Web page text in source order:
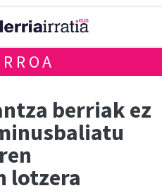
berriak ez
lotzera